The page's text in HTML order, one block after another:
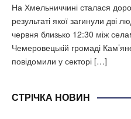
На Хмельниччині сталася
результаті якої загинули дві
червня близько 12:30 між
Чемеровецькій громаді
повідомили у секторі […]
СТРІЧКА НОВИН